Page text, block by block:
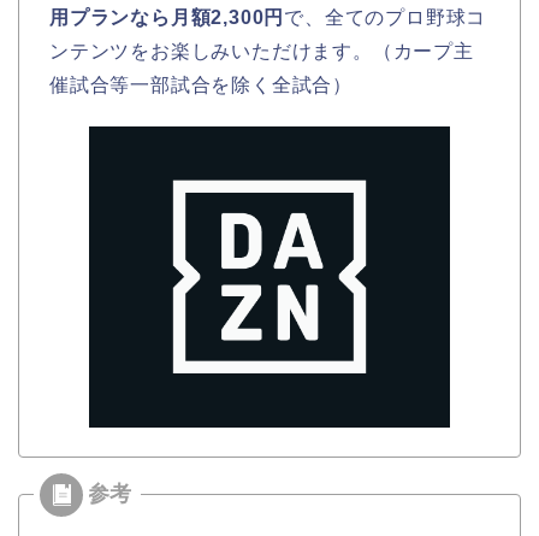
用プランなら月額2,300円 で、全てのプロ野球コ
ンテンツをお楽しみいただけます。（カープ主
催試合等一部試合を除く全試合）